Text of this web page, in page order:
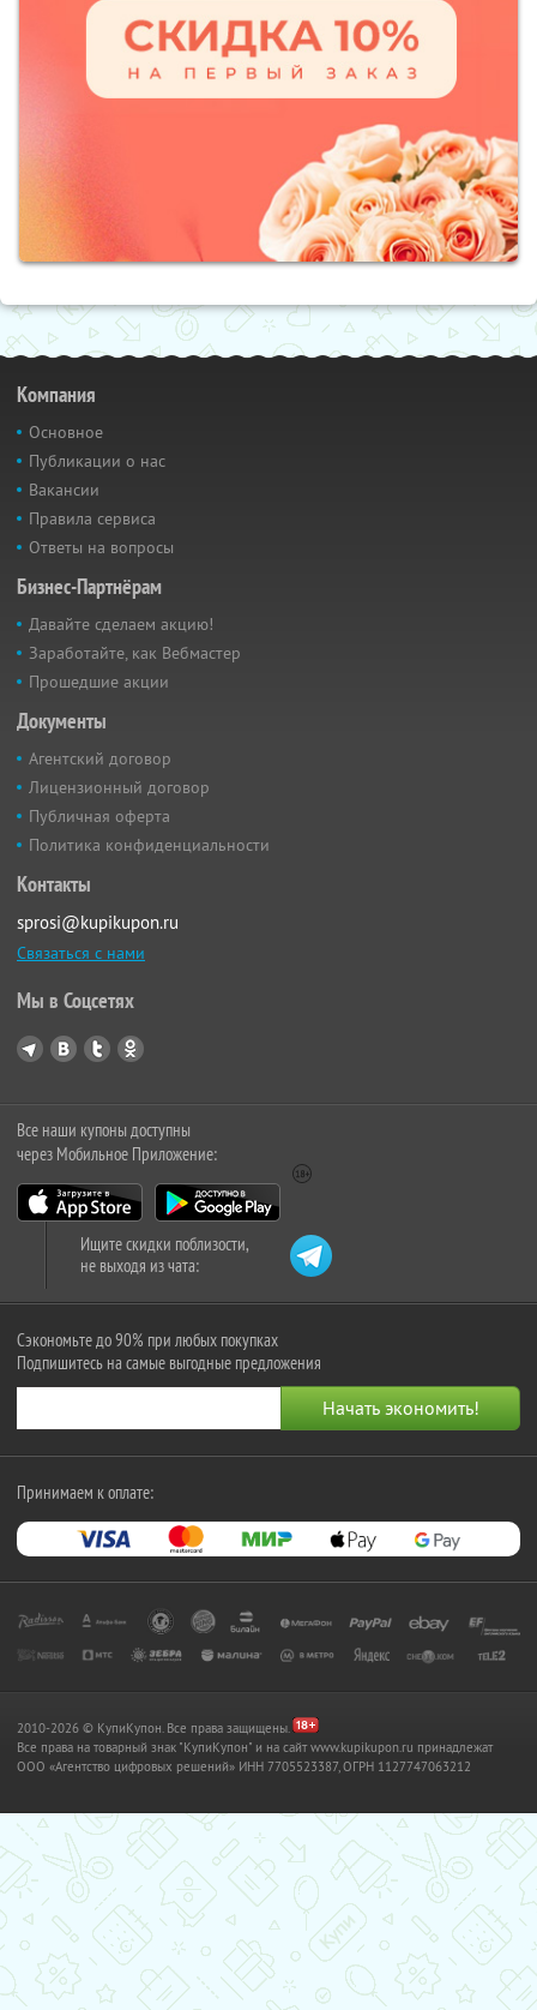
Компания
Основное
Публикации о нас
Вакансии
Правила сервиса
Ответы на вопросы
Бизнес-Партнёрам
Давайте сделаем акцию!
Заработайте, как Вебмастер
Прошедшие акции
Документы
Агентский договор
Лицензионный договор
Публичная оферта
Политика конфиденциальности
Контакты
sprosi@kupikupon.ru
Связаться с нами
Мы в Соцсетях
Все наши купоны доступны
через Мобильное Приложение:
Ищите скидки поблизости,
не выходя из чата:
Сэкономьте до 90% при любых покупках
Подпишитесь на самые выгодные предложения
Принимаем к оплате:
2010-2026 © КупиКупон. Все права защищены.
Все права на товарный знак "КупиКупон" и на сайт www.kupikupon.ru принадлежат
OOO «Агентство цифровых решений» ИНН 7705523387, ОГРН 1127747063212